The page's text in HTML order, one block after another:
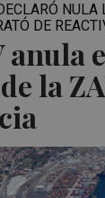
anula
la
DE